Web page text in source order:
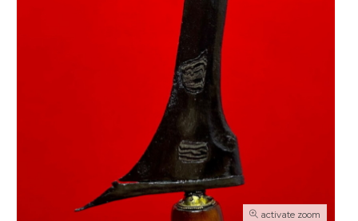
activate zoom